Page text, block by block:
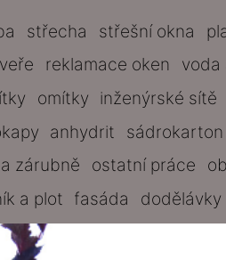
střecha střešní okna
reklamace oken voda
omítky inženýrské sítě
anhydrit sádrokarton
zárubně ostatní práce
a plot fasáda dodělávky